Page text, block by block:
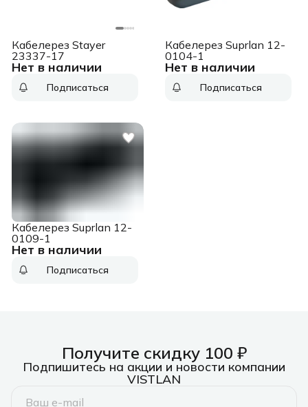
Нет в наличии
Кабелерез Stayer
23337-17
Подписаться
Нет в наличии
Кабелерез Suprlan 12-
0104-1
Подписаться
Нет в наличии
Кабелерез Suprlan 12-
0109-1
Подписаться
Получите скидку 100 ₽
Подпишитесь на акции и новости компании
VISTLAN